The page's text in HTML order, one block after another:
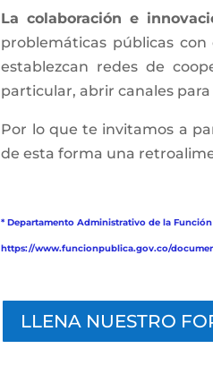
La colaboración e
problemáticas públicas
establezcan redes de
particular, abrir canales
Por lo que te invitamos a
de esta forma una
* Departamento Administrativo de la
https://www.funcionpublica.gov.co/
LLENA NUESTRO